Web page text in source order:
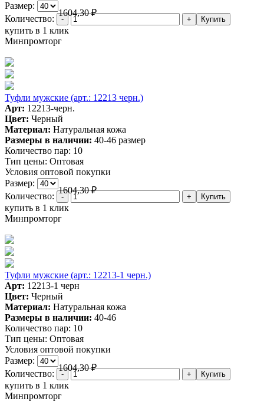
Размер:
1604,30₽
Количество:
купить в 1 клик
Минпромторг
Туфли мужские (арт.: 12213 черн.)
Арт: 12213-черн.
Цвет: Черный
Материал: Натуральная кожа
Размеры в наличии: 40-46 размер
Количество пар: 10
Тип цены: Оптовая
Условия оптовой покупки
Размер:
1604,30₽
Количество:
купить в 1 клик
Минпромторг
Туфли мужские (арт.: 12213-1 черн.)
Арт: 12213-1 черн
Цвет: Черный
Материал: Натуральная кожа
Размеры в наличии: 40-46
Количество пар: 10
Тип цены: Оптовая
Условия оптовой покупки
Размер:
1604,30₽
Количество:
купить в 1 клик
Минпромторг